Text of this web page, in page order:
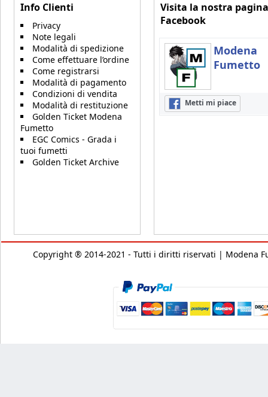
Info Clienti
Privacy
Note legali
Modalità di spedizione
Come effettuare l’ordine
Come registrarsi
Modalità di pagamento
Condizioni di vendita
Modalità di restituzione
Golden Ticket Modena
Fumetto
EGC Comics - Grada i
tuoi fumetti
Golden Ticket Archive
Visita la nostra pagina
Facebook
Modena
Fumetto
Metti mi piace
Copyright ® 2014-2021 - Tutti i diritti riservati | Modena